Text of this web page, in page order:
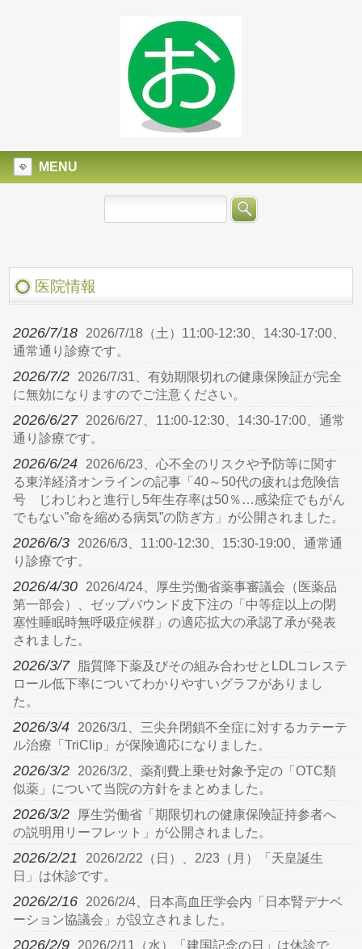
MENU
医院情報
2026/7/18
2026/7/18（土）11:00-12:30、14:30-17:00、
通常通り診療です。
2026/7/2
2026/7/31、有効期限切れの健康保険証が完全
に無効になりますのでご注意ください。
2026/6/27
2026/6/27、11:00-12:30、14:30-17:00、通常
通り診療です。
2026/6/24
2026/6/23、心不全のリスクや予防等に関す
る東洋経済オンラインの記事「40～50代の疲れは危険信
号 じわじわと進行し5年生存率は50％…感染症でもがん
でもない”命を縮める病気”の防ぎ方」が公開されました。
2026/6/3
2026/6/3、11:00-12:30、15:30-19:00、通常通
り診療です。
2026/4/30
2026/4/24、厚生労働省薬事審議会（医薬品
第一部会）、ゼップバウンド皮下注の「中等症以上の閉
塞性睡眠時無呼吸症候群」の適応拡大の承認了承が発表
されました。
2026/3/7
脂質降下薬及びその組み合わせとLDLコレステ
ロール低下率についてわかりやすいグラフがありまし
た。
2026/3/4
2026/3/1、三尖弁閉鎖不全症に対するカテーテ
ル治療「TriClip」が保険適応になりました。
2026/3/2
2026/3/2、薬剤費上乗せ対象予定の「OTC類
似薬」について当院の方針をまとめました。
2026/3/2
厚生労働省「期限切れの健康保険証持参者へ
の説明用リーフレット」が公開されました。
2026/2/21
2026/2/22（日）、2/23（月）「天皇誕生
日」は休診です。
2026/2/16
2026/2/4、日本高血圧学会内「日本腎デナベ
ーション協議会」が設立されました。
2026/2/9
2026/2/11（水）「建国記念の日」は休診で